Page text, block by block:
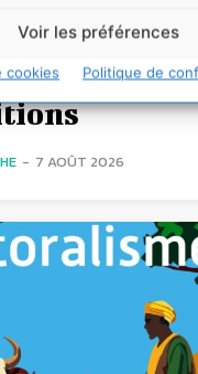
Voir les préférences
cookies Politique de
- 7 AOÛT 2026